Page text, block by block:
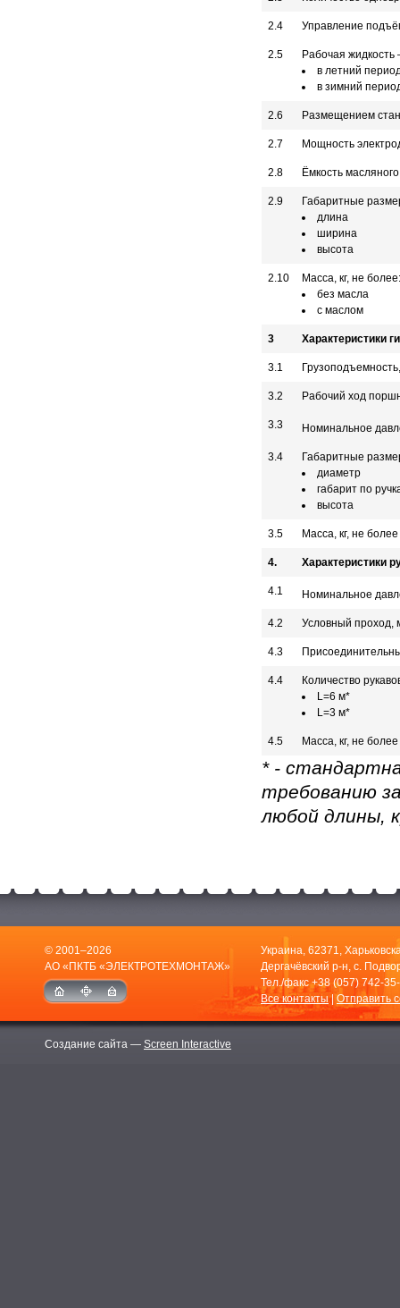
2.4 Управление
2.5
Рабочая
в летний
в зимний
2.6 Размещением
2.7 Мощность
2.8 Ёмкость
2.9
Габаритные
длина
ширина
высота
2.10
Масса, кг, не более:
без масла
с маслом
3 Характеристики
3.1
3.2 Рабочий ход
3.3 Номинальное
3.4
Габаритные
диаметр
габарит по
высота
3.5 Масса, кг, не более
4. Характеристики
4.1 Номинальное
4.2 Условный проход,
4.3
4.4
Количество
L=6 м*
L=3 м*
4.5 Масса, кг, не более
* -
требованию
любой длины,
© 2001–2026
АО «ПКТБ «ЭЛЕКТРОТЕХМОНТАЖ»
Создание сайта — Screen Interactive
Украина, 62371,
Дергачёвский р-н, с.
Тел./факс+38 (057) 742-
Все контакты| Отправить